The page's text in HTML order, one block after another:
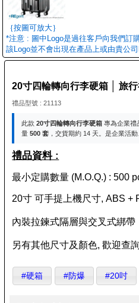
｛按圖可放大｝
*注意 : 圖中Logo是過往客戶向我們訂
該Logo並不會出現在產品上或由貴公司
20寸四輪轉向行李硬箱 │ 旅
禮品型號 : 21113
此款 20寸四輪轉向行李硬箱專為企業禮
量 500 套，交貨期約 14 天。是企業活
禮品資料 :
最小定購數量 (M.O.Q.) : 500
20寸 可手提上機尺寸, ABS +
內裝拉鍊式隔層與交叉式綁帶
另有其他尺寸及顏色, 歡迎查詢
#硬箱 #防爆 #20吋